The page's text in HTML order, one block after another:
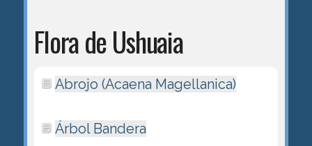
Flora de Ushuaia
Abrojo (Acaena Magellanica)
Árbol Bandera